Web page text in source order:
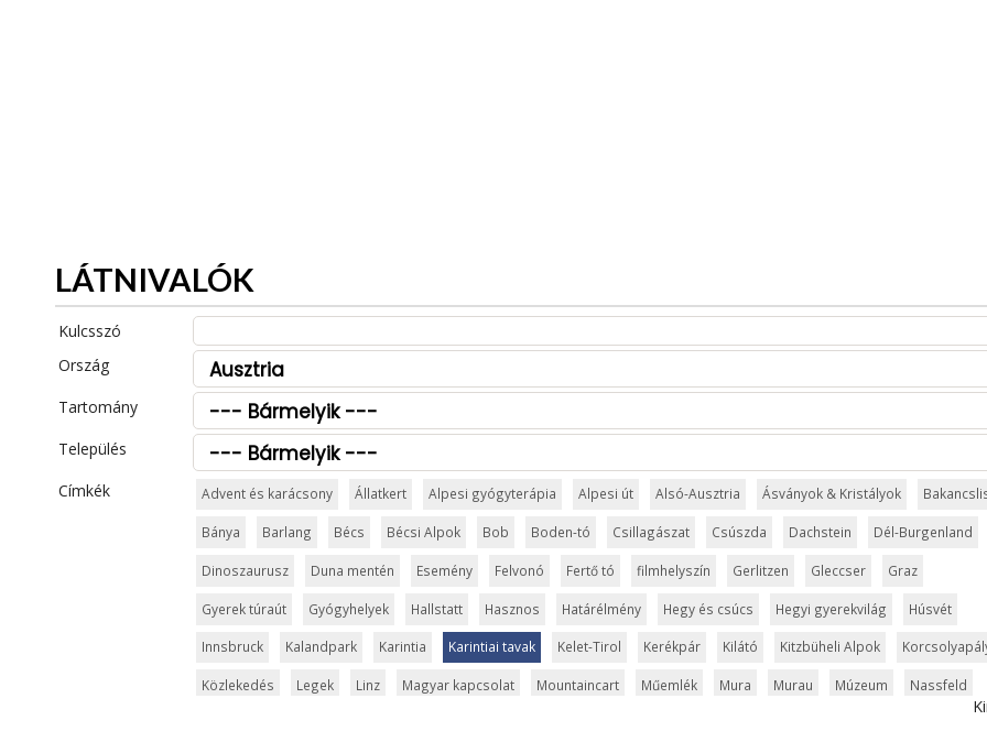
LÁTNIVALÓK
Kulcsszó
Ország
Tartomány
Település
Címkék
Advent és karácsony Állatkert Alpesi gyógyterápia Alpesi út Alsó-Ausztria Ásványok & Kristályok
Bánya Barlang Bécs Bécsi Alpok Bob Boden-tó Csillagászat Csúszda Dachstein Dél-Burgenland
Dinoszaurusz Duna mentén Esemény Felvonó Fertő tó filmhelyszín Gerlitzen Gleccser Graz
Gyerek túraút Gyógyhelyek Hallstatt Hasznos Határélmény Hegy és csúcs Hegyi gyerekvilág Húsvét
Innsbruck Kalandpark Karintia Karintiai tavak Kelet-Tirol Kerékpár Kilátó Kitzbüheli Alpok
Közlekedés Legek Linz Magyar kapcsolat Mountaincart Műemlék Mura Murau Múzeum Nassfeld